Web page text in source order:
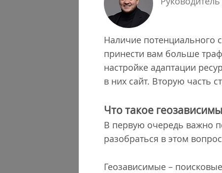
Наличие потенциального
принести вам больше
настройке адаптации
в них сайт. Вторую часть
Что такое
В первую очередь важно
разобраться в этом
Геозависимые –